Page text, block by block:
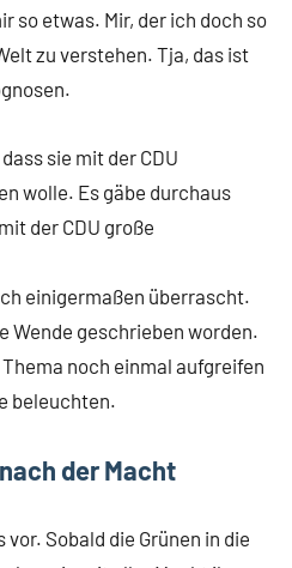
so etwas. Mir, der ich doch so
zu verstehen. Tja, das ist
sie mit der CDU
wolle. Es gäbe durchaus
der CDU große
einigermaßen überrascht.
Wende geschrieben worden.
noch einmal aufgreifen
beleuchten.
der Macht
Sobald die Grünen in die